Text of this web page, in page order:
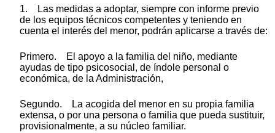
1. Las medidas a adoptar, siempre con informe previo
de los equipos técnicos competentes y teniendo en
cuenta el interés del menor, podrán aplicarse a través de:
Primero. El apoyo a la familia del niño, mediante
ayudas de tipo psicosocial, de índole personal o
económica, de la Administración,
Segundo. La acogida del menor en su propia familia
extensa, o por una persona o familia que pueda sustituir,
provisionalmente, a su núcleo familiar.